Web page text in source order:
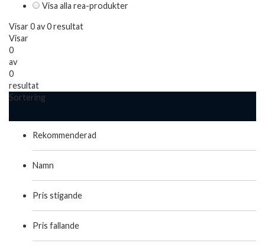
Visa alla rea-produkter
Visar 0 av 0 resultat
Visar
0
av
0
resultat
Sortering
Rekommenderad
Namn
Pris stigande
Pris fallande